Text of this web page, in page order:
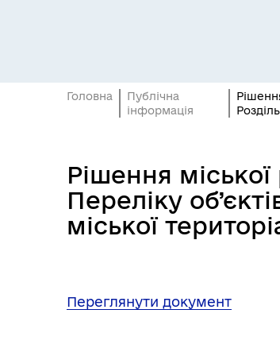
Трансляції
Графіки прийому громадян
Головна
Публічна
інформація
Рішення
Переліку
міської
Переглянути документ